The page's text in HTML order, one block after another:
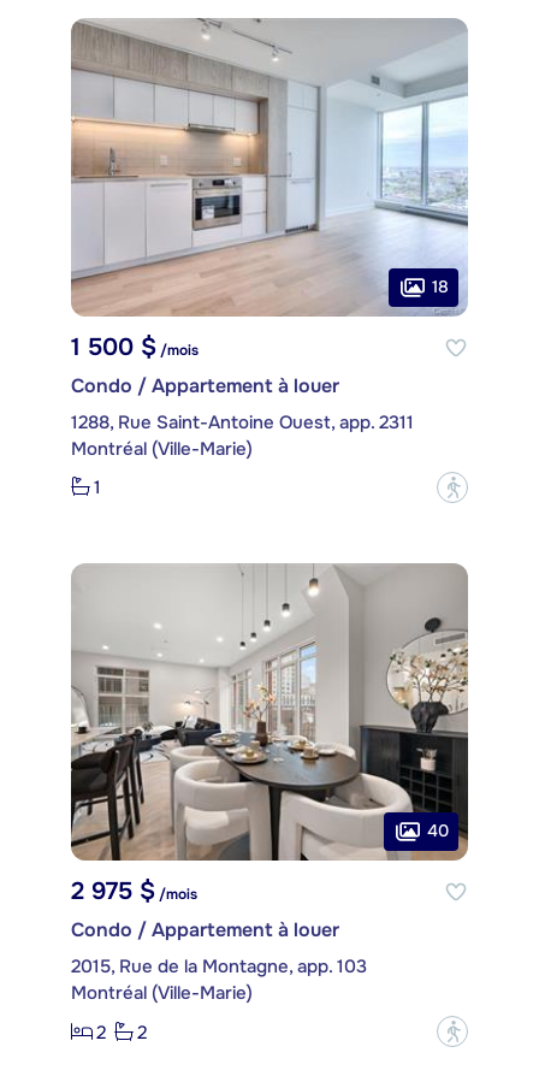
18
1 500 $ /mois
Condo / Appartement à louer
1288, Rue Saint-Antoine Ouest, app. 2311
Montréal (Ville-Marie)
1
?
40
2 975 $/mois
Condo / Appartement à louer
2015, Rue de la Montagne, app. 103
Montréal (Ville-Marie)
2
2 ?